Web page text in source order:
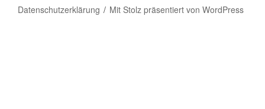
Datenschutzerklärung Mit Stolz präsentiert von WordPress